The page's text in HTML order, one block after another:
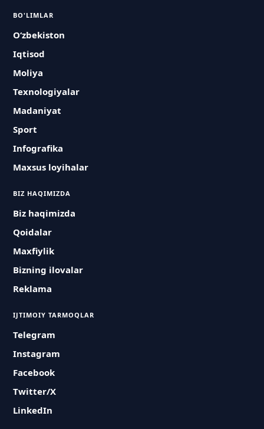
BO'LIMLAR
O‘zbekiston
Iqtisod
Moliya
Texnologiyalar
Madaniyat
Sport
Infografika
Maxsus loyihalar
BIZ HAQIMIZDA
Biz haqimizda
Qoidalar
Maxfiylik
Bizning ilovalar
Reklama
IJTIMOIY TARMOQLAR
Telegram
Instagram
Facebook
Twitter/X
LinkedIn